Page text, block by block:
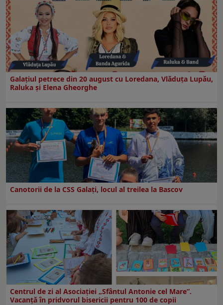
Galaţiul petrece din 20 august cu Loredana, Vlăduța Lupău,
Raluka și Elena Gheorghe
Canotorii de la CSS Galați, locul al treilea la Bascov
Centrul de zi al Asociației „Sfântul Antonie cel Mare”.
Vacanță în pridvorul bisericii pentru 100 de copii